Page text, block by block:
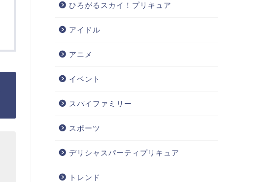
ひろがるスカイ！プリキュア
アイドル
アニメ
イベント
スパイファミリー
スポーツ
デリシャスパーティプリキュア
トレンド